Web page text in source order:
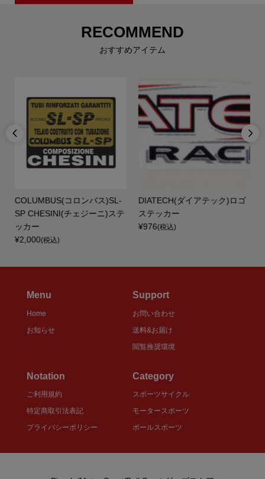
RECOMMEND
おすすめアイテム

COLUMBUS(コロンバス)SL-
SP CHESINI(チェジーニ)ステ
ッカー
¥2,000(税込)
DIATECH(ダイアテック)ロゴ
ステッカー
¥976(税込)

Menu
Home
お知らせ
Support
お問い合わせ
送料&お届け
閲覧推奨環境
Notation
ご利用規約
特定商取引法表記
プライバシーポリシー
Category
スポーツサイクル
モータースポーツ
ボールスポーツ